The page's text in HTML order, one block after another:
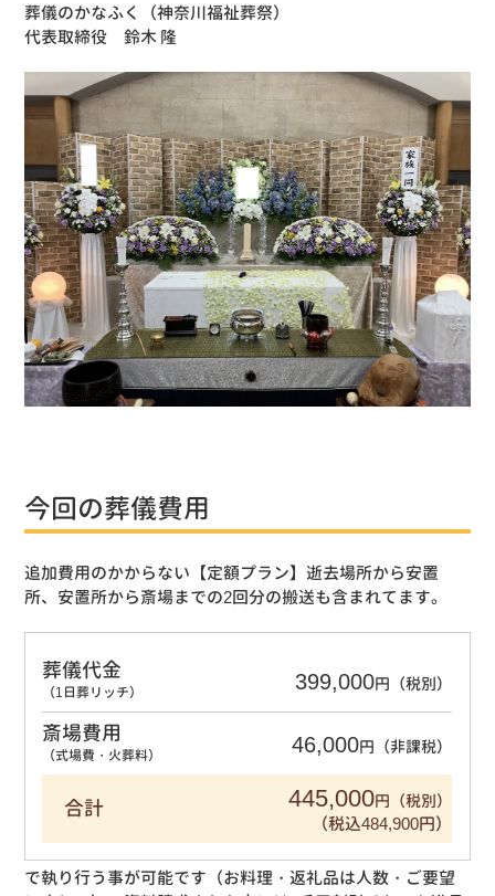
葬儀のかなふく（神奈川福祉葬祭）
代表取締役 鈴木 隆
今回の葬儀費用
追加費用のかからない【定額プラン】逝去場所から安置
所、安置所から斎場までの2回分の搬送も含まれてます。
葬儀代金
（1日葬リッチ） 399,000円（税別）
斎場費用
（式場費・火葬料） 46,000円（非課税）
合計 445,000円（税別）
（税込484,900円）
で執り行う事が可能です（お料理・返礼品は人数・ご要望